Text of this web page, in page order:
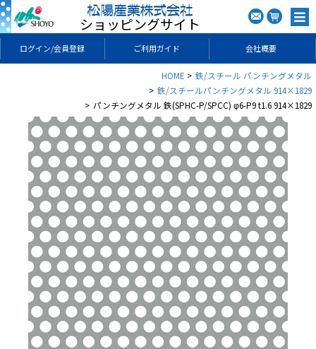
ショッピングサイト
ログイン/会員登録 ご利用ガイド 会社概要
HOME
鉄/スチール パンチングメタル
鉄/スチールパンチングメタル 914×1829
パンチングメタル 鉄(SPHC-P/SPCC) φ6-P9 t1.6 914×1829